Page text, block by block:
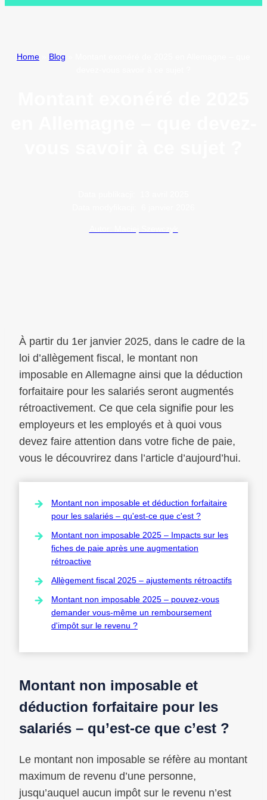
Home Blog
À partir du 1er janvier 2025, dans le cadre de la
loi d’allègement fiscal, le montant non
imposable en Allemagne ainsi que la déduction
forfaitaire pour les salariés seront augmentés
rétroactivement. Ce que cela signifie pour les
employeurs et les employés et à quoi vous
devez faire attention dans votre fiche de paie,
vous le découvrirez dans l’article d’aujourd’hui.
Montant non imposable et déduction forfaitaire
pour les salariés – qu'est-ce que c'est ?
Montant non imposable 2025 – Impacts sur les
fiches de paie après une augmentation
rétroactive
Allègement fiscal 2025 – ajustements rétroactifs
Montant non imposable 2025 – pouvez-vous
demander vous-même un remboursement
d'impôt sur le revenu ?
Montant non imposable et
déduction forfaitaire pour les
salariés – qu’est-ce que c’est ?
Le montant non imposable se réfère au montant
maximum de revenu d’une personne,
jusqu’auquel aucun impôt sur le revenu n’est